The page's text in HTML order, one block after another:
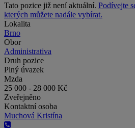
Tato pozice již není aktuální. Podívejte
kterých můžete nadále vybírat.
Lokalita
Brno
Obor
Administrativa
Druh pozice
Plný úvazek
Mzda
25 000 - 28 000 Kč
Zveřejněno
Kontaktní osoba
Muchová Kristína